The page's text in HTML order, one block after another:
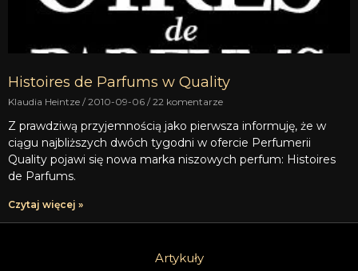
Histoires de Parfums w Quality
Klaudia Heintze 2010-09-06 22 komentarze
Z prawdziwą przyjemnością jako pierwsza informuję, że w
ciągu najbliższych dwóch tygodni w ofercie Perfumerii
Quality pojawi się nowa marka niszowych perfum: Histoires
de Parfums.
Czytaj więcej »
Artykuły